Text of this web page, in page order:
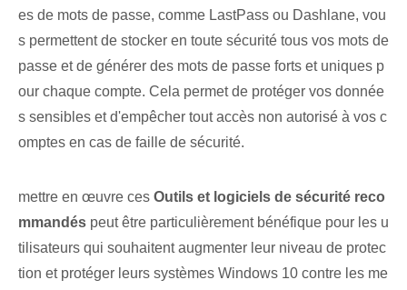
es de mots de passe, comme LastPass ou Dashlane, vou
s permettent de stocker en toute sécurité tous vos mots de
passe et de générer des mots de passe forts et uniques p
our chaque compte. Cela permet de protéger vos donnée
s sensibles et d'empêcher tout accès non autorisé à vos c
omptes en cas de faille de sécurité.
mettre en œuvre ces Outils et logiciels de sécurité reco
mmandés peut être particulièrement bénéfique pour les u
tilisateurs qui souhaitent augmenter leur niveau de protec
tion et protéger leurs systèmes Windows 10 contre les me